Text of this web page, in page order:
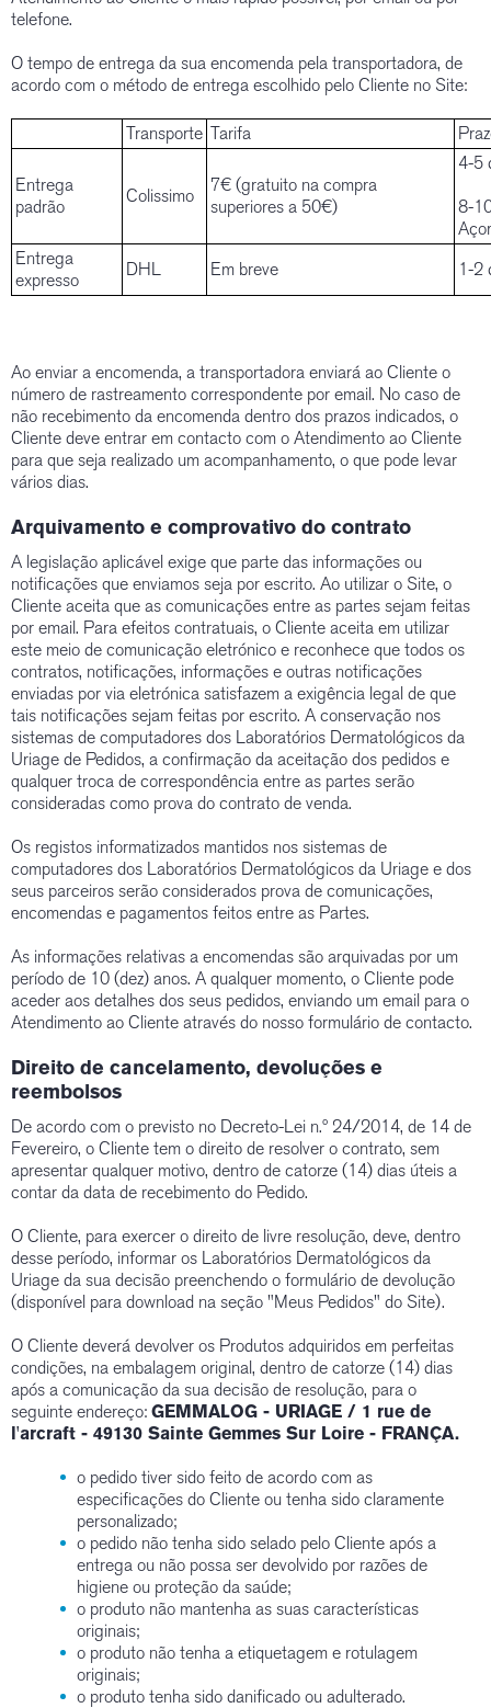
telefone.
O tempo de entrega da sua encomenda pela transportadora, de
acordo com o método de entrega escolhido pelo Cliente no Site:
Transporte Tarifa
Entrega
padrão
Colissimo
7€ (gratuito na compra
superiores a 50€)
4-5
8-
Entrega
expresso
DHL Em breve 1-2
Ao enviar a encomenda, a transportadora enviará ao Cliente o
número de rastreamento correspondente por email. No caso de
não recebimento da encomenda dentro dos prazos indicados, o
Cliente deve entrar em contacto com o Atendimento ao Cliente
para que seja realizado um acompanhamento, o que pode levar
vários dias.
Arquivamento e comprovativo do contrato
A legislação aplicável exige que parte das informações ou
notificações que enviamos seja por escrito. Ao utilizar o Site, o
Cliente aceita que as comunicações entre as partes sejam feitas
por email. Para efeitos contratuais, o Cliente aceita em utilizar
este meio de comunicação eletrónico e reconhece que todos os
contratos, notificações, informações e outras notificações
enviadas por via eletrónica satisfazem a exigência legal de que
tais notificações sejam feitas por escrito. A conservação nos
sistemas de computadores dos Laboratórios Dermatológicos da
Uriage de Pedidos, a confirmação da aceitação dos pedidos e
qualquer troca de correspondência entre as partes serão
consideradas como prova do contrato de venda.
Os registos informatizados mantidos nos sistemas de
computadores dos Laboratórios Dermatológicos da Uriage e dos
seus parceiros serão considerados prova de comunicações,
encomendas e pagamentos feitos entre as Partes.
As informações relativas a encomendas são arquivadas por um
período de 10 (dez) anos. A qualquer momento, o Cliente pode
aceder aos detalhes dos seus pedidos, enviando um email para o
Atendimento ao Cliente através do nosso formulário de contacto.
Direito de cancelamento, devoluções e
reembolsos
De acordo com o previsto no Decreto-Lei n.º 24/2014, de 14 de
Fevereiro, o Cliente tem o direito de resolver o contrato, sem
apresentar qualquer motivo, dentro de catorze (14) dias úteis a
contar da data de recebimento do Pedido.
O Cliente, para exercer o direito de livre resolução, deve, dentro
desse período, informar os Laboratórios Dermatológicos da
Uriage da sua decisão preenchendo o formulário de devolução
(disponível para download na seção "Meus Pedidos" do Site).
O Cliente deverá devolver os Produtos adquiridos em perfeitas
condições, na embalagem original, dentro de catorze (14) dias
após a comunicação da sua decisão de resolução, para o
seguinte endereço: GEMMALOG - URIAGE / 1 rue de
l'arcraft - 49130 Sainte Gemmes Sur Loire - FRANÇA.​
o pedido tiver sido feito de acordo com as
especificações do Cliente ou tenha sido claramente
personalizado;
o pedido não tenha sido selado pelo Cliente após a
entrega ou não possa ser devolvido por razões de
higiene ou proteção da saúde;
o produto não mantenha as suas características
originais;
o produto não tenha a etiquetagem e rotulagem
originais;
o produto tenha sido danificado ou adulterado.